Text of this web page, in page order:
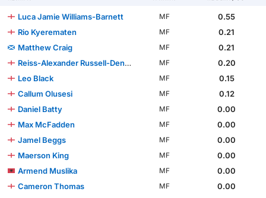
Luca Jamie Williams-Barnett MF
0.55
Rio Kyerematen
MF
0.21
Matthew Craig
MF
0.21
Reiss-Alexander Russell-Denny
MF
0.20
Leo Black
MF
0.15
Callum Olusesi
MF
0.12
Daniel Batty
MF
0.00
Max McFadden
MF
0.00
Jamel Beggs
MF
0.00
Maerson King
MF
0.00
Armend Muslika
MF
0.00
Cameron Thomas
MF 0.00